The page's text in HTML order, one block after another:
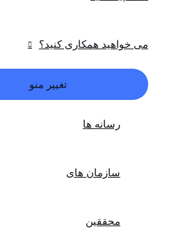
می خواهید همکاری کنید؟
تغییر منو
رسانه ها
سازمان های
محققین